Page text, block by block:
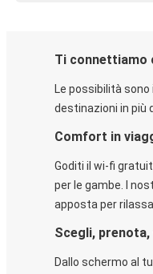
Ti connettiamo
Le possibilità
destinazioni in più
Comfort in
Goditi il wi-fi
per le gambe. I
apposta per
Scegli, prenota,
Dallo schermo al